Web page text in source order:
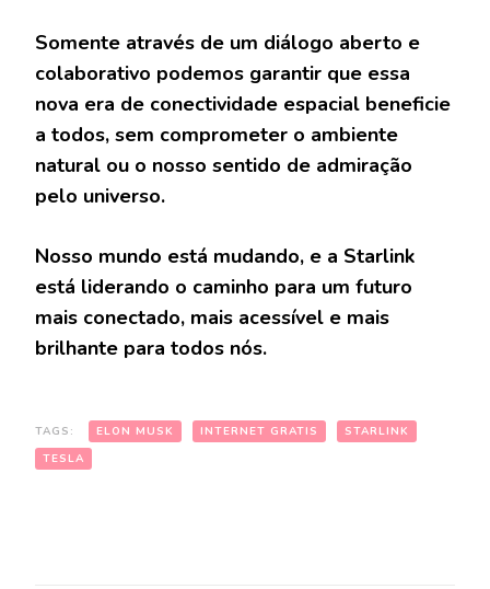
Somente através de um diálogo aberto e
colaborativo podemos garantir que essa
nova era de conectividade espacial beneficie
a todos, sem comprometer o ambiente
natural ou o nosso sentido de admiração
pelo universo.
Nosso mundo está mudando, e a Starlink
está liderando o caminho para um futuro
mais conectado, mais acessível e mais
brilhante para todos nós.
TAGS: ELON MUSK INTERNET GRATIS
STARLINK
TESLA